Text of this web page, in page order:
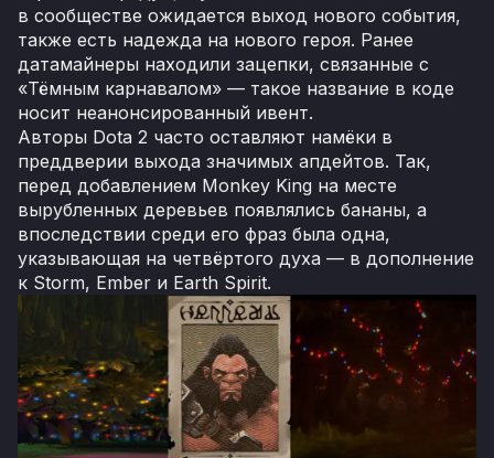
в сообществе ожидается выход нового события,
также есть надежда на нового героя. Ранее
датамайнеры находили зацепки, связанные с
«Тёмным карнавалом» — такое название в коде
носит неанонсированный ивент.
Авторы Dota 2 часто оставляют намёки в
преддверии выхода значимых апдейтов. Так,
перед добавлением Monkey King на месте
вырубленных деревьев появлялись бананы, а
впоследствии среди его фраз была одна,
указывающая на четвёртого духа — в дополнение
к Storm, Ember и Earth Spirit.